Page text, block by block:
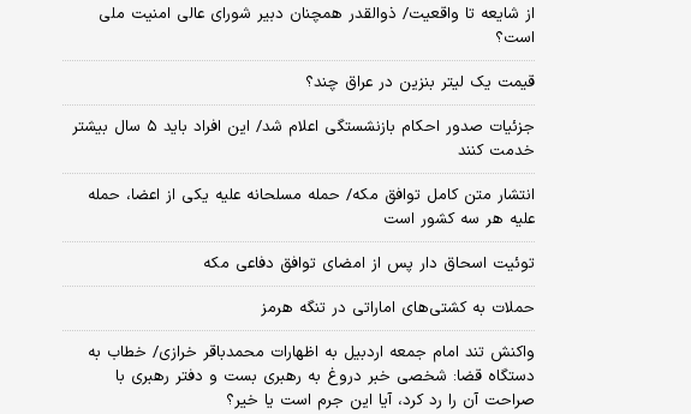
از شایعه تا واقعیت/ ذوالقدر همچنان دبیر شورای ‌عالی امنیت ملی
است؟
قیمت یک لیتر بنزین در عراق چند؟
جزئیات صدور احکام بازنشستگی اعلام شد/ این افراد باید ۵ سال بیشتر
خدمت کنند
انتشار متن کامل توافق مکه/ حمله مسلحانه علیه یکی از اعضا، حمله
علیه هر سه کشور است
توئیت اسحاق دار پس از امضای توافق دفاعی مکه
حملات به کشتی‌های اماراتی در تنگه هرمز
واکنش تند امام جمعه اردبیل به اظهارات محمدباقر خرازی/ خطاب به
دستگاه قضا: شخصی خبر دروغ به رهبری بست و دفتر رهبری با
صراحت آن را رد کرد، آیا این جرم است یا خیر؟